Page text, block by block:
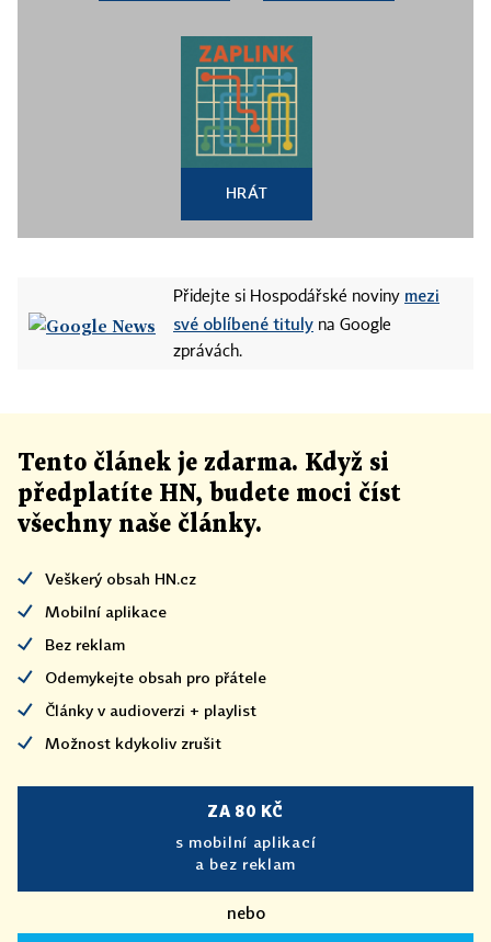
HRÁT
Přidejte si Hospodářské noviny mezi
své oblíbené tituly na Google
zprávách.
Tento článek je zdarma. Když si
předplatíte HN, budete moci číst
všechny naše články.
Veškerý obsah HN.cz
Mobilní aplikace
Bez reklam
Odemykejte obsah pro přátele
Články v audioverzi + playlist
Možnost kdykoliv zrušit
ZA 80 KČ
s mobilní aplikací
a bez reklam
nebo